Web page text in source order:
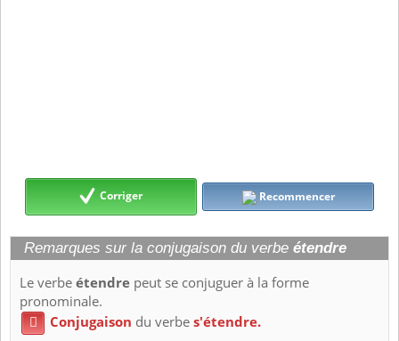
Corriger Recommencer
Remarques sur la conjugaison du verbe étendre
Le verbeétendre peut se conjuguer à la forme
pronominale.
 Conjugaison du verbes'étendre.